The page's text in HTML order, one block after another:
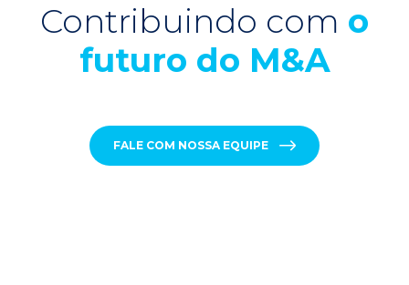
Contribuindo com o
futuro do M&A
FALE COM NOSSA EQUIPE